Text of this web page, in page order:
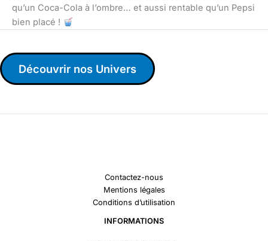
qu’un Coca-Cola à l’ombre… et aussi rentable qu’un Pepsi
bien placé !
Découvrir nos Univers
Contactez-nous
Mentions légales
Conditions d’utilisation
INFORMATIONS